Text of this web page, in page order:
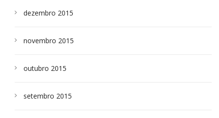
dezembro 2015
novembro 2015
outubro 2015
setembro 2015